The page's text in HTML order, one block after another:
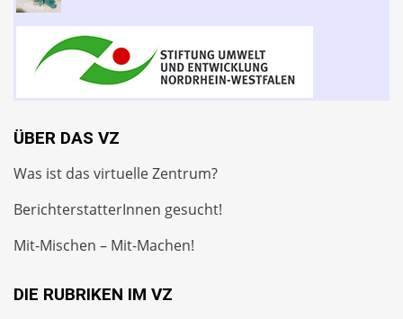
ÜBER DAS VZ
Was ist das virtuelle Zentrum?
BerichterstatterInnen gesucht!
Mit-Mischen – Mit-Machen!
DIE RUBRIKEN IM VZ